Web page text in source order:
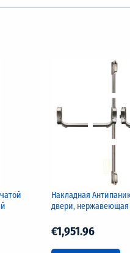
Накладная
двери, нержавеющая
€1,951.96